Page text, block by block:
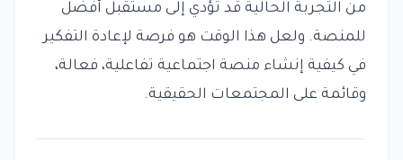
من التجربة الحالية قد تؤدي إلى مستقبل أفضل
للمنصة. ولعل هذا الوقت هو فرصة لإعادة التفكير
في كيفية إنشاء منصة اجتماعية تفاعلية، فعالة،
وقائمة على المجتمعات الحقيقية.